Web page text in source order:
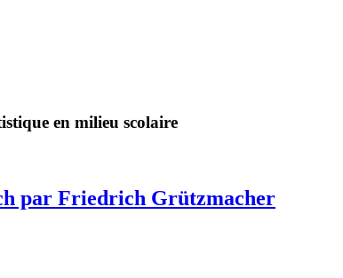
en milieu scolaire
par Friedrich Grützmacher